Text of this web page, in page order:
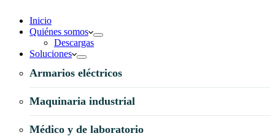
Inicio
Quiénes somos
Descargas
Soluciones
Armarios eléctricos
Maquinaria industrial
Médico y de laboratorio